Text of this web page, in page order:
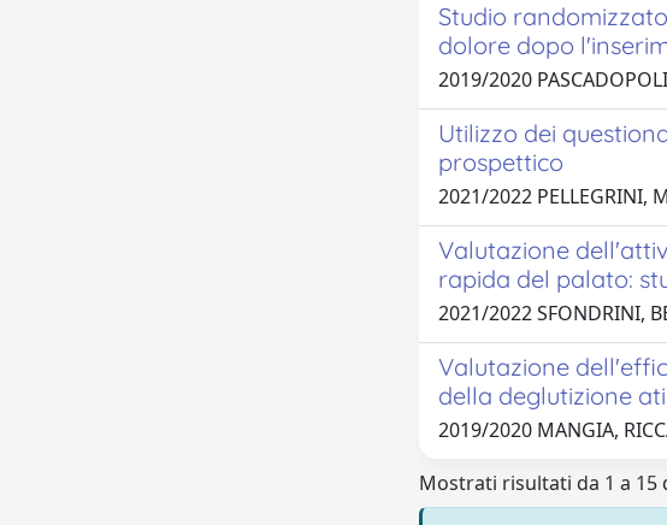
Studio
dolore dopo
2019/2020
Utilizzo dei
prospettico
2021/2022 PELLEGRINI,
Valutazione
rapida del palato:
2021/2022 SFONDRINI,
Valutazione
della deglutizione
2019/2020 MANGIA,
Mostrati risultati da 1 a 15